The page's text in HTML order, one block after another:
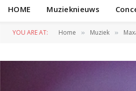
HOME Muzieknieuws
YOU ARE AT: Home » Muziek »